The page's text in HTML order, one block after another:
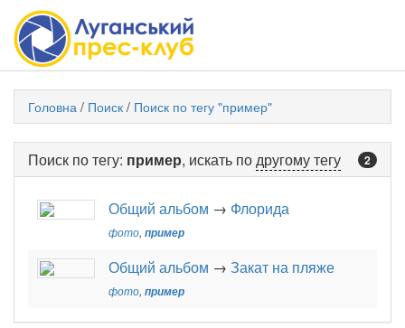
Головна / Поиск / Поиск по тегу "пример"
2
Поиск по тегу: пример, искать подругому тегу
Общий альбом → Флорида
фото, пример
Общий альбом → Закат на пляже
фото, пример